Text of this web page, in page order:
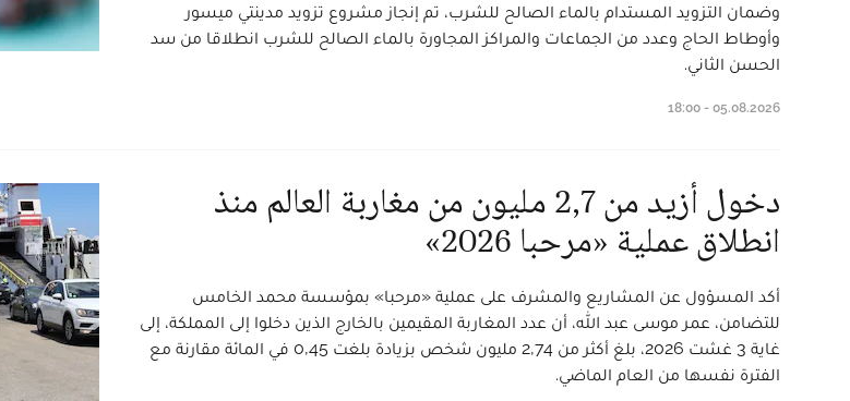
وضمان التزويد المستدام بالماء الصالح للشرب، تم إنجاز مشروع تزويد مدينتي ميسور
وأوطاط الحاج وعدد من الجماعات والمراكز المجاورة بالماء الصالح للشرب انطلاقا من سد
الحسن الثاني.
05.08.2026 - 18:00
دخول أزيد من 2,7 مليون من مغاربة العالم منذ
انطلاق عملية «مرحبا 2026»
أكد المسؤول عن المشاريع والمشرف على عملية «مرحبا» بمؤسسة محمد الخامس
للتضامن، عمر موسى عبد الله، أن عدد المغاربة المقيمين بالخارج الذين دخلوا إلى المملكة، إلى
غاية 3 غشت 2026، بلغ أكثر من 2,74 مليون شخص بزيادة بلغت 0,45 في المائة مقارنة مع
الفترة نفسها من العام الماضي.